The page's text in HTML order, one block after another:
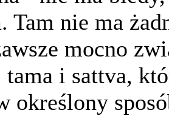
Tam nie ma
mocno
tama i sattva,
określony